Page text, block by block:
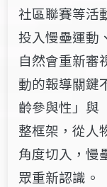
社區聯賽等活
投入慢壘運動
自然會重新審
動的報導關鍵
齡參與性」與
整框架，從人
角度切入，慢
眾重新認識。